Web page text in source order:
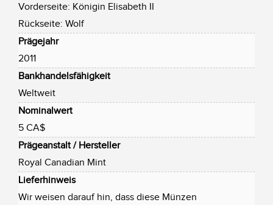
Vorderseite: Königin Elisabeth II
Rückseite: Wolf
Prägejahr
2011
Bankhandelsfähigkeit
Weltweit
Nominalwert
5 CA$
Prägeanstalt / Hersteller
Royal Canadian Mint
Lieferhinweis
Wir weisen darauf hin, dass diese Münzen